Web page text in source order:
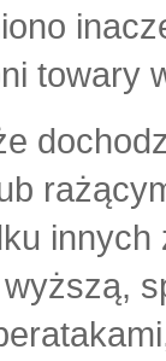
towary
innych